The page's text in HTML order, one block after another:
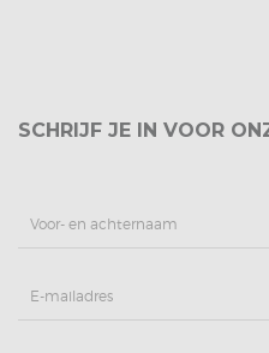
SCHRIJF JE IN VOOR